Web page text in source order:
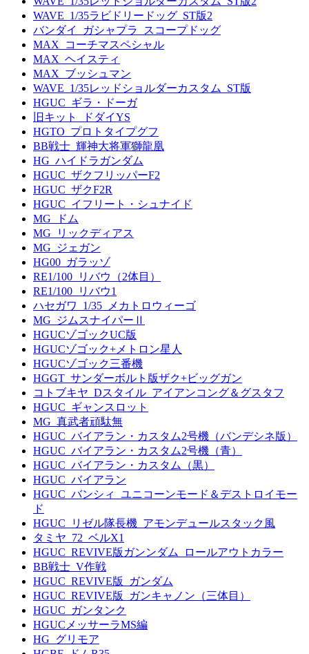
WAVE_1/35ラビドリードッグ_ST版2
バンダイ_ガシャプラ_スコープドッグ
MAX_コーチマスペシャル
MAX_ヘイスティ
MAX_ブッシュマン
WAVE_1/35レッドショルダーカスタム_ST版
HGUC_ギラ・ドーガ
旧キット_ドダイYS
HGTO_プロトタイプグフ
BB戦士_輝神大将軍獅龍凰
HG_ハイドラガンダム
HGUC_ザクフリッパーF2
HGUC_ザクF2R
HGUC_イフリート・シュナイド
MG_ドム
MG_リックディアス
MG_ジェガン
HG00_ガラッゾ
RE1/100_リバウ（2体目）
RE1/100_リバウ1
ハセガワ_1/35_メカトロウィーゴ
MG_ジムスナイパーⅡ
HGUCゾゴックUC版
HGUCゾゴック+メトロン星人
HGUCゾゴック三番機
HGGT_サンダーボルト版ザク+ビッグガン
コトブキヤ_Dスタイル_アイアンコング＆グスタフ
HGUC_ギャンスロット
MG_真武者頑駄無
HGUC_バイアラン・カスタム2号機（バンデシネ版）
HGUC_バイアラン・カスタム2号機（青）
HGUC_バイアラン・カスタム（黒）
HGUC_バイアラン
HGUC_バンシィ_ユニコーンモード＆デストロイモー
ド
HGUC_リゼル隊長機_アモンデュールスタック風
タミヤ_72_ベルX1
HGUC_REVIVE版ガンンダム_ロールアウトカラー
BB戦士_V作戦
HGUC_REVIVE版_ガンダム
HGUC_REVIVE版_ガンキャノン（三体目）
HGUC_ガンタンク
HGUCメッサーラMS編
HG_グリモア